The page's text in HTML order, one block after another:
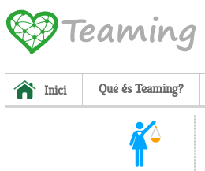
Inici Què és Teaming?